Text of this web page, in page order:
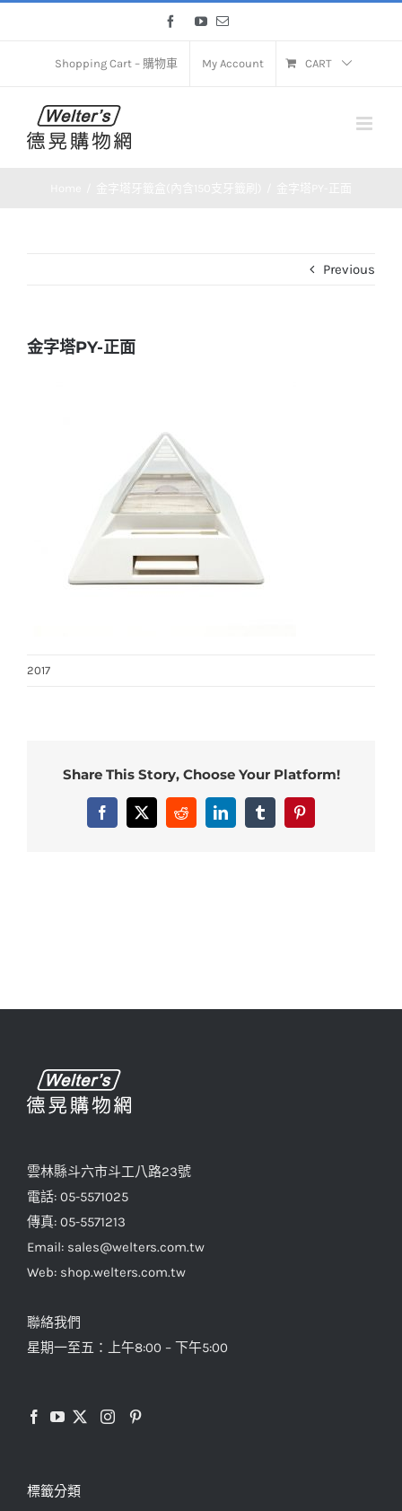
FacebookYouTube
Email
Shopping Cart – 購物車 My Account CART
Previous
金字塔PY-正面
2017
Share This Story, Choose Your Platform!
Facebook
X RedditLinkedInTumblrPinterest
雲林縣斗六市斗工八路23號
電話: 05-5571025
傳真: 05-5571213
Email: sales@welters.com.tw
Web: shop.welters.com.tw
聯絡我們
星期一至五：上午8:00 – 下午5:00
標籤分類